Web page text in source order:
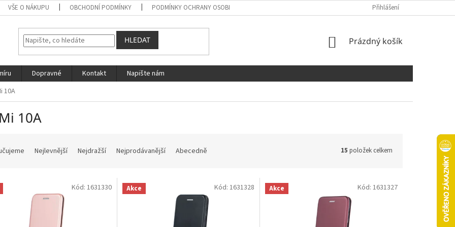
VŠE O NÁKUPU OBCHODNÍ PODMÍNKY PODMÍNKY OCHRANY OSOBNÍCH ÚDAJŮ Přihlášení
HLEDAT
NÁKUPNÍ
Prázdný košík
Dopravné Kontakt
Napište nám
10A
10A
Nejlevnější Nejdražší Nejprodávanější Abecedně 15 položek celkem
Kód: 1631330 Akce Kód: 1631328 Akce Kód: 1631327